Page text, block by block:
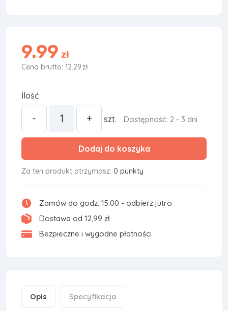
9.99 zł
Cena brutto: 12.29zł
Ilość
- + szt. Dostępność: 2 - 3 dni
Dodaj do koszyka
Za ten produkt otrzymasz: 0 punkty
Zamów do godz. 15:00 - odbierz jutro
Dostawa od 12,99 zł
Bezpieczne i wygodne płatności
Opis Specyfikacja